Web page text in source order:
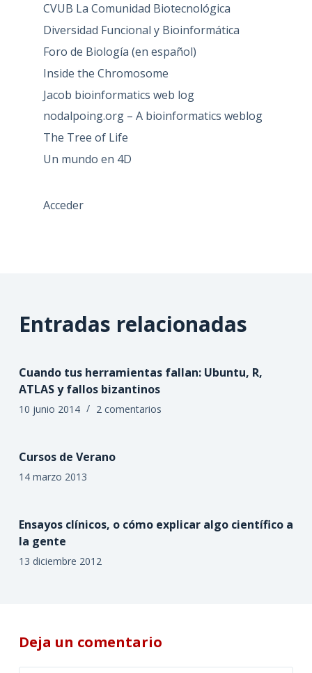
CVUB La Comunidad Biotecnológica
Diversidad Funcional y Bioinformática
Foro de Biología (en español)
Inside the Chromosome
Jacob bioinformatics web log
nodalpoing.org – A bioinformatics weblog
The Tree of Life
Un mundo en 4D
Acceder
Entradas relacionadas
Cuando tus herramientas fallan: Ubuntu, R,
ATLAS y fallos bizantinos
10 junio 2014 2 comentarios
Cursos de Verano
14 marzo 2013
Ensayos clínicos, o cómo explicar algo científico a
la gente
13 diciembre 2012
Deja un comentario